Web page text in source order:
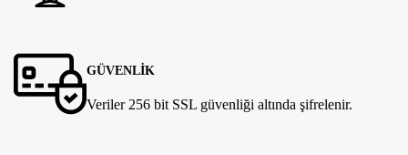
GÜVENLİK
Veriler 256 bit SSL güvenliği altında şifrelenir.